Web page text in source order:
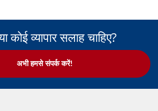
कोई व्यापार सलाह चाहिए?
अभी हमसे संपर्क करें!